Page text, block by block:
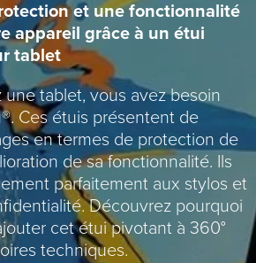
et une fonctionnalité
appareil grâce à un étui
tablet
tablet, vous avez besoin
Ces étuis présentent de
en termes de protection de
de sa fonctionnalité. Ils
parfaitement aux stylos et
Découvrez pourquoi
cet étui pivotant à 360°
techniques.